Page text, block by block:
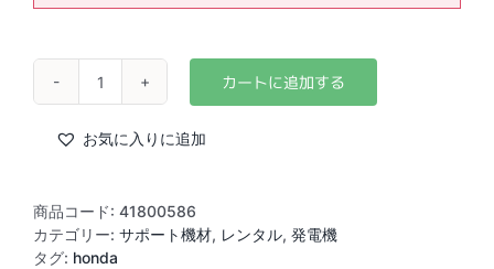
HONDA
電
16i
個
お気に入りに追加
商品コード: 41800586
カテゴリー: サポート機材, レンタル, 発電機
タグ: honda